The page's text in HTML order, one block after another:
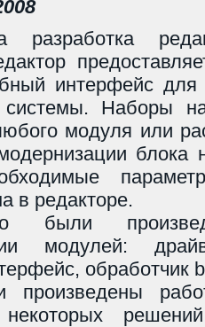
разработка
интерфейс для
системы. Наборы
модуля или
блока
в редакторе.
были
модулей:
обработчик
произведены
некоторых